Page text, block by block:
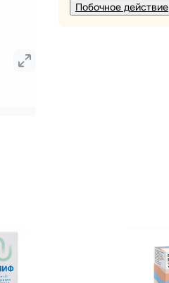
Побочное действие